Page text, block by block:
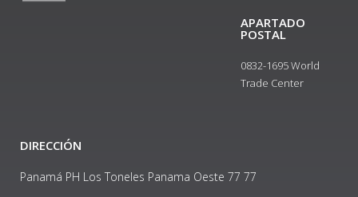
APARTADO
POSTAL
0832-1695 World
Trade Center
DIRECCIÓN
Panamá PH Los Toneles Panama Oeste 77 77